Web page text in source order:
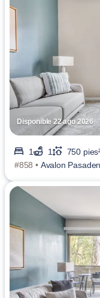
Disponible 22 ago 2026
1 1
750
#858 • Avalon